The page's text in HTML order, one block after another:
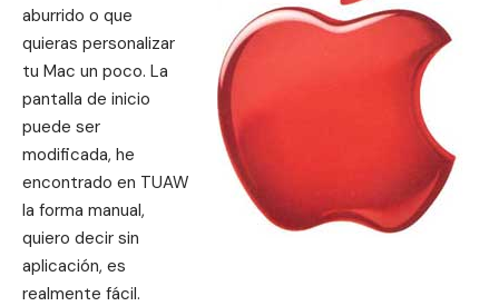
aburrido o que
quieras personalizar
tu Mac un poco. La
pantalla de inicio
puede ser
modificada, he
encontrado en TUAW
la forma manual,
quiero decir sin
aplicación, es
realmente fácil.